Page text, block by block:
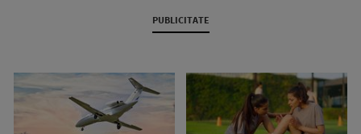
PUBLICITATE